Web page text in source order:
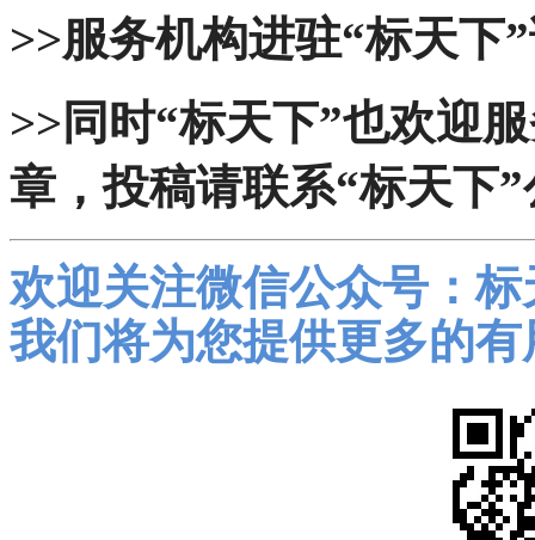
>>服务机构进驻“标天下
>>同时“标天下”也欢迎
章，投稿请联系“标天下
欢迎关注微信公众号：
我们将为您提供更多的